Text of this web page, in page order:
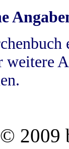
weitere
© 2009